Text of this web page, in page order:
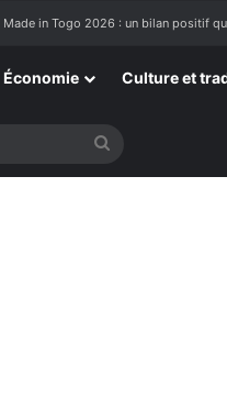
Made in Togo 2026 : un bilan positif
Économie Culture et